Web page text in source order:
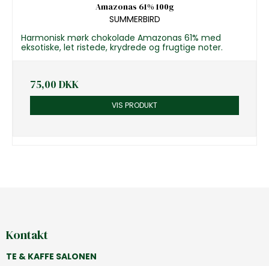
Amazonas 61% 100g
SUMMERBIRD
Harmonisk mørk chokolade Amazonas 61% med
eksotiske, let ristede, krydrede og frugtige noter.
75,00 DKK
VIS PRODUKT
Kontakt
TE & KAFFE SALONEN